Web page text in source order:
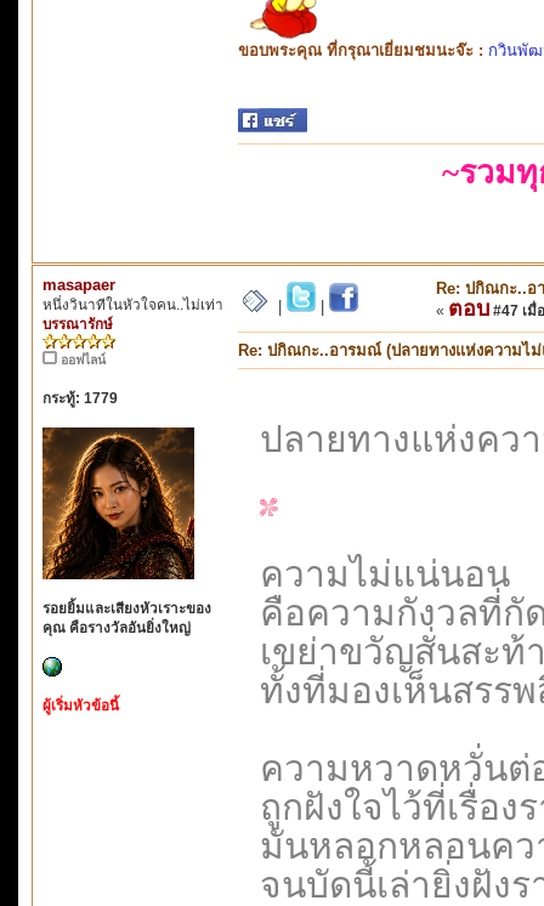
ขอบพระคุณ ที่กรุณาเยี่ยมชมนะจ๊ะ : กวินพั
~รวม
masapaer
หนึ่งวินาทีในหัวใจคน..ไม่เท่า
บรรณารักษ์
ออฟไลน์
กระทู้: 1779
รอยยิ้มและเสียงหัวเราะของ
คุณ คือรางวัลอันยิ่งใหญ่
ผู้เริ่มหัวข้อนี้
Re: ปกิณกะ..อ
« ตอบ #47 เมื่
Re: ปกิณกะ..อารมณ์ (ปลายทางแห่งความไ
ปลายทางแห่งคว
ความไม่แน่นอน
คือความกังวลที่กั
เขย่าขวัญสั่นสะท้
ทั้งที่มองเห็นสรรพ
ความหวาดหวั่นต่
ถูกฝังใจไว้ที่เรื่อง
มันหลอกหลอนคว
จนบัดนี้เล่ายิ่งฝัง